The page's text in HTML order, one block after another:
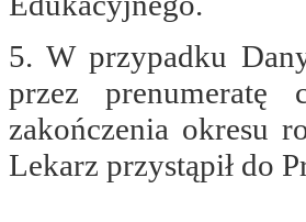
5. W przypadku
przez prenumeratę
zakończenia okresu
Lekarz przystąpił do